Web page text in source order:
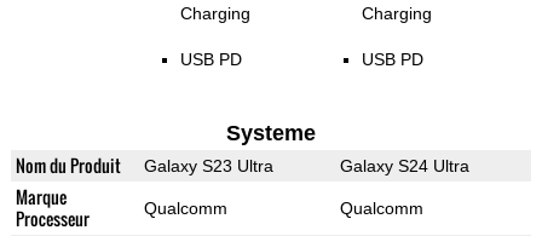
Charging
USB PD
Charging
USB PD
Systeme
Nom du Produit Galaxy S23 Ultra Galaxy S24 Ultra
Marque
Processeur
Qualcomm Qualcomm